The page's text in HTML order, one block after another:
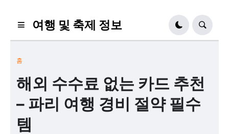
여행 및 축제 정보
홈
해외 수수료 없는 카드 추천
– 파리 여행 경비 절약 필수
템